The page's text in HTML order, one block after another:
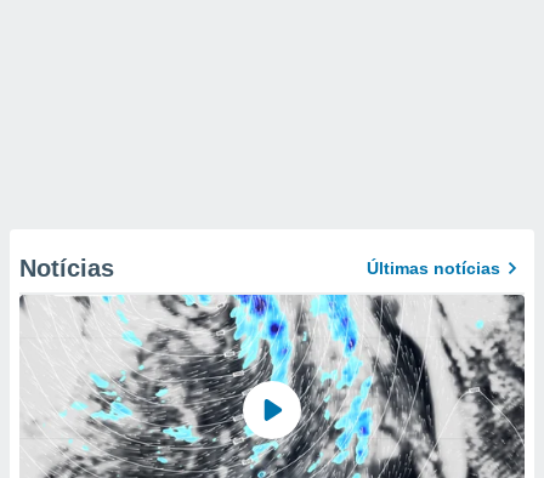
Notícias Últimas notícias